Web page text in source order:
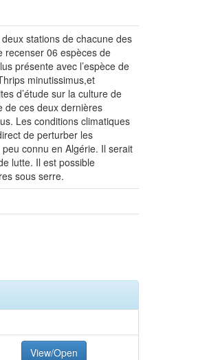
stations de chacune des
recenser 06 espèces de
présente avec l’espèce de
minutissimus,et
d’étude sur la culture de
de ces deux dernières
Les conditions climatiques
de perturber les
connu en Algérie. Il serait
lutte. Il est possible
sous serre.
View/Open